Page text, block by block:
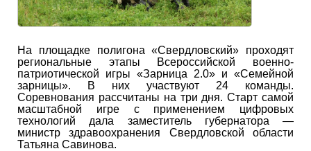
На площадке полигона «Свердловский» проходят
региональные этапы Всероссийской военно-
патриотической игры «Зарница 2.0» и «Семейной
зарницы». В них участвуют 24 команды.
Соревнования рассчитаны на три дня. Старт самой
масштабной игре с применением цифровых
технологий дала заместитель губернатора —
министр здравоохранения Свердловской области
Татьяна Савинова.